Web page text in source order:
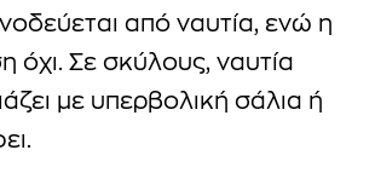
από ναυτία, ενώ η
όχι. Σε σκύλους, ναυτία
με υπερβολική σάλια ή